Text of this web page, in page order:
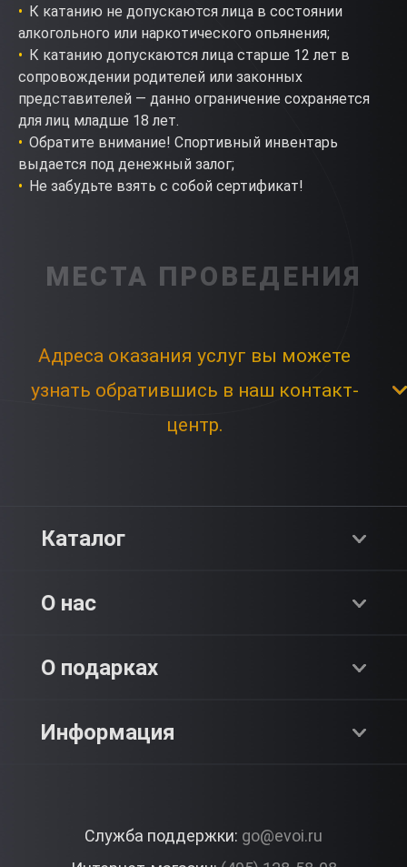
К катанию не допускаются лица в состоянии
алкогольного или наркотического опьянения;
К катанию допускаются лица старше 12 лет в
сопровождении родителей или законных
представителей — данно ограничение сохраняется
для лиц младше 18 лет.
Обратите внимание! Спортивный инвентарь
выдается под денежный залог;
Не забудьте взять с собой сертификат!
МЕСТА ПРОВЕДЕНИЯ
Адреса оказания услуг вы можете
узнать обратившись в наш контакт-
центр.
Каталог
Premium
О нас
О компании
Контакты
О подарках
Как это работает?
Вопросы и ответы
Информация
Корпоративные подарки
Служба поддержки: go@evoi.ru